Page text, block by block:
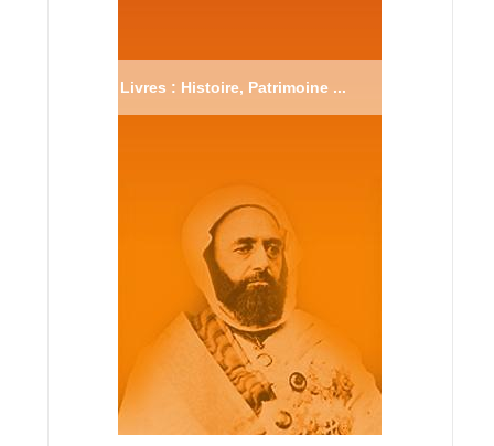
Livres : Histoire, Patrimoine ...